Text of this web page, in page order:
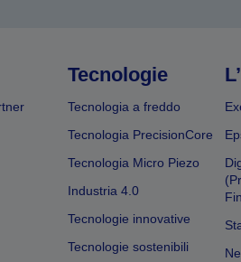
Tecnologie
Tecnologia a freddo
Tecnologia PrecisionCore
Tecnologia Micro Piezo
Industria 4.0
Tecnologie innovative
Tecnologie sostenibili